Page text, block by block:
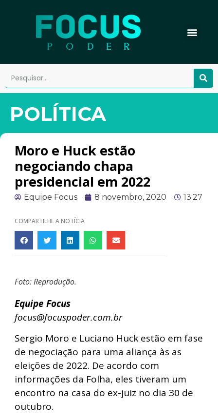
POLÍTICA
Moro e Huck estão
negociando chapa
presidencial em 2022
Equipe Focus 8 novembro, 2020 13:27
COMPARTILHE A NOTÍCIA
Foto: Reprodução.
Equipe Focus
focus@focuspoder.com.br
Sergio Moro e Luciano Huck estão em fase
de negociação para uma aliança às as
eleições de 2022. De acordo com
informações da Folha, eles tiveram um
encontro na casa do ex-juiz no dia 30 de
outubro.